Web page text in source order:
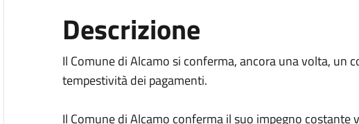
Descrizione
Il Comune di Alcamo si conferma, ancora una volta, un
tempestività dei pagamenti.
Il Comune di Alcamo conferma il suo impegno costante